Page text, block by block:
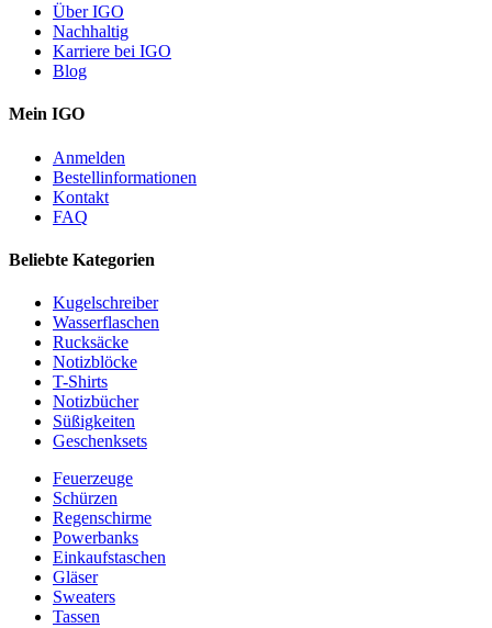
Über IGO
Nachhaltig
Karriere bei IGO
Blog
Mein IGO
Anmelden
Bestellinformationen
Kontakt
FAQ
Beliebte Kategorien
Kugelschreiber
Wasserflaschen
Rucksäcke
Notizblöcke
T-Shirts
Notizbücher
Süßigkeiten
Geschenksets
Feuerzeuge
Schürzen
Regenschirme
Powerbanks
Einkaufstaschen
Gläser
Sweaters
Tassen